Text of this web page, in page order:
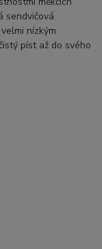
sendvičová
nízkým
píst až do svého